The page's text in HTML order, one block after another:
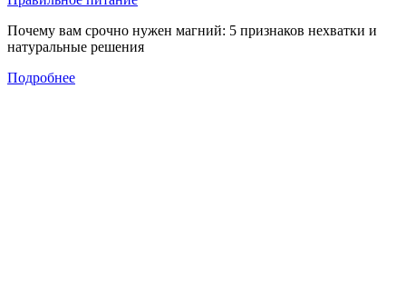
Почему вам срочно нужен магний: 5 признаков нехватки и
натуральные решения
Подробнее